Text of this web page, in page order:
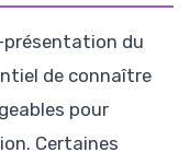
présentation du
de connaître
pour
Certaines